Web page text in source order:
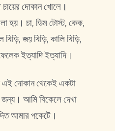
দোকান খোলে।
হয়। চা, ডিম টোস্ট, কেক,
জয় বিড়ি, কালি বিড়ি,
ইত্যাদি ইত্যাদি।
এই দোকান থেকেই একটা
জন্য। আমি বিকেলে দেখা
আমার পকেটে।